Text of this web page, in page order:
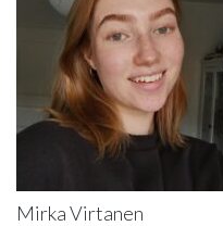
Mirka Virtanen